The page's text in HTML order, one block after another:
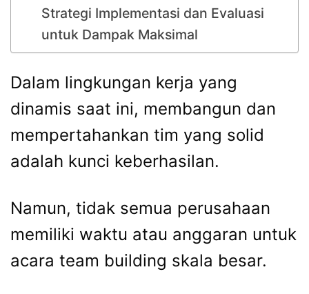
Strategi Implementasi dan Evaluasi
untuk Dampak Maksimal
Dalam lingkungan kerja yang
dinamis saat ini, membangun dan
mempertahankan tim yang solid
adalah kunci keberhasilan.
Namun, tidak semua perusahaan
memiliki waktu atau anggaran untuk
acara team building skala besar.